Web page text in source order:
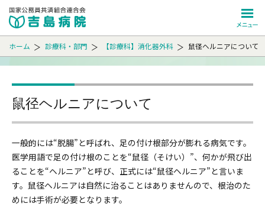
ホーム
診療科・部門
病院のご案内
医療関係者の方へ
在宅サポート
ホーム 診療科・部門 【診療科】消化器外科 鼠径ヘルニアについて
鼠径ヘルニアについて
一般的には“脱腸”と呼ばれ、足の付け根部分が膨れる病気です。
医学用語で足の付け根のことを“鼠径（そけい）”、何かが飛び出
ることを“ヘルニア”と呼び、正式には“鼠径ヘルニア”と言いま
す。鼠径ヘルニアは自然に治ることはありませんので、根治のた
めには手術が必要となります。